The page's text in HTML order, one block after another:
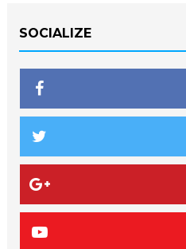
SOCIALIZE